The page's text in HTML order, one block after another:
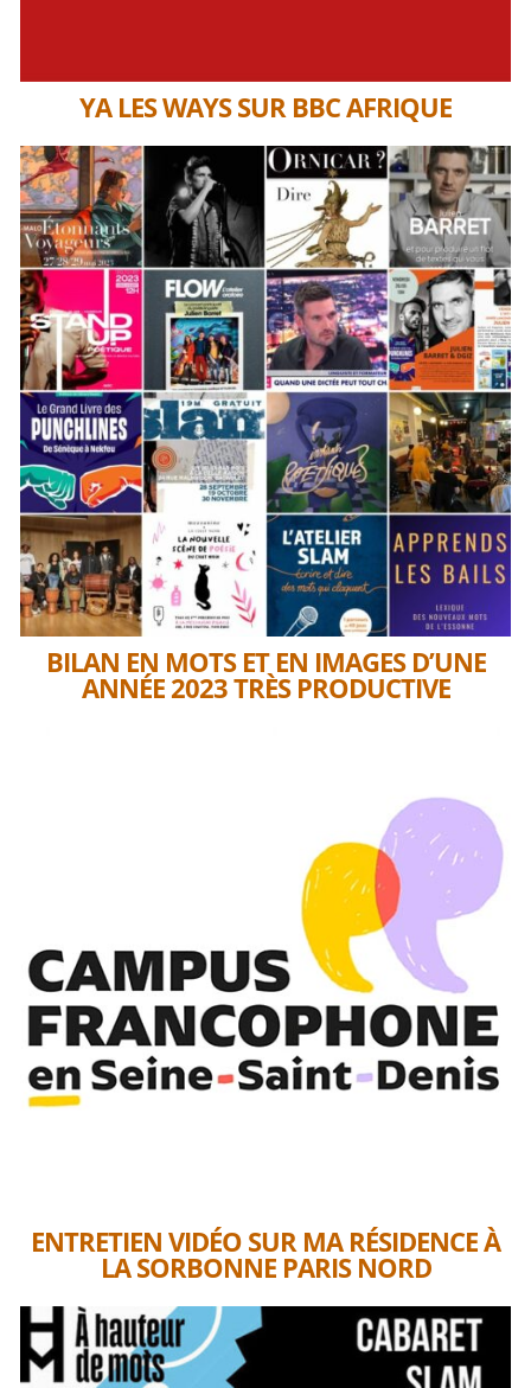
YA LES WAYS SUR BBC AFRIQUE
BILAN EN MOTS ET EN IMAGES D’UNE
ANNÉE 2023 TRÈS PRODUCTIVE
ENTRETIEN VIDÉO SUR MA RÉSIDENCE À
LA SORBONNE PARIS NORD